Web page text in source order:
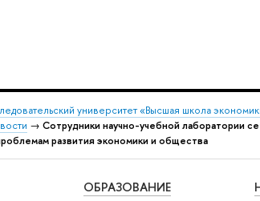
университет «Высшая школа
→ Сотрудники научно-учебной лаборатории
развития экономики и общества
ОБРАЗОВАНИЕ